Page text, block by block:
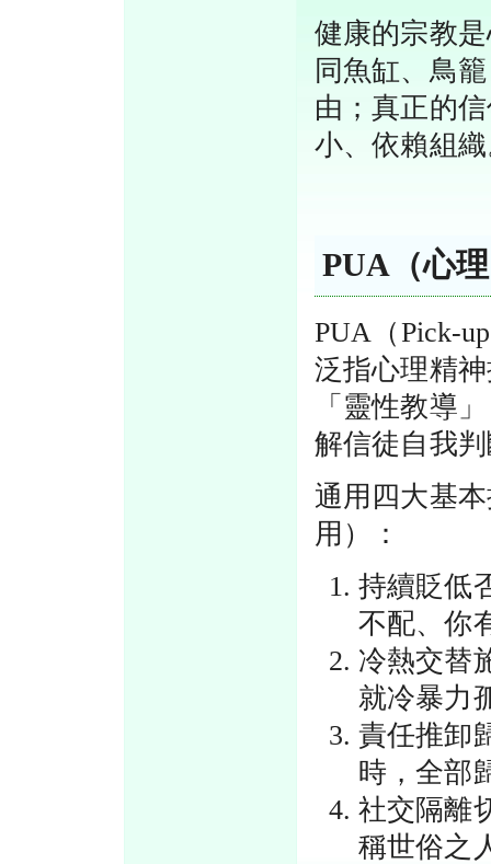
健康的宗教
同魚缸、鳥
由；真正的
小、依賴組
PUA（心
PUA（Pick-
泛指心理精
「靈性教導
解信徒自我
通用四大基
用）：
持續貶低
不配、你
冷熱交替
就冷暴力
責任推卸
時，全部
社交隔離
稱世俗之